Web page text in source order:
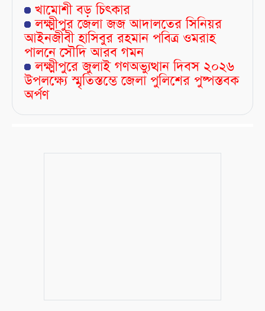
খামোশী বড় চিৎকার
লক্ষ্মীপুর জেলা জজ আদালতের সিনিয়র
আইনজীবী হাসিবুর রহমান পবিত্র ওমরাহ
পালনে সৌদি আরব গমন
লক্ষ্মীপুরে জুলাই গণঅভ্যুত্থান দিবস ২০২৬
উপলক্ষ্যে স্মৃতিস্তম্ভে জেলা পুলিশের পুষ্পস্তবক
অর্পণ